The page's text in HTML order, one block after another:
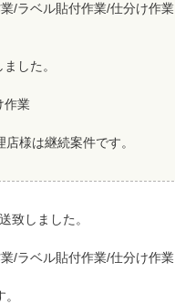
/ラベル貼付作業/仕分け作業
した。
作業
様は継続案件です。
致しました。
/ラベル貼付作業/仕分け作業